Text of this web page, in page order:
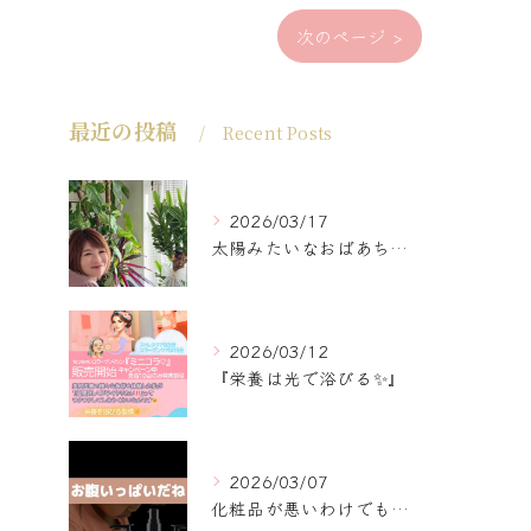
次のページ >
最近の投稿 Recent Posts
2026/03/17
太陽みたいなおばあちゃんに
2026/03/12
『栄養は光で浴びる✨』
2026/03/07
化粧品が悪いわけでもなく